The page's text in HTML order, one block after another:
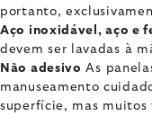
portanto,
Aço inoxidável, aço e
devem ser lavadas à
Não adesivo As
manuseamento
superfície, mas